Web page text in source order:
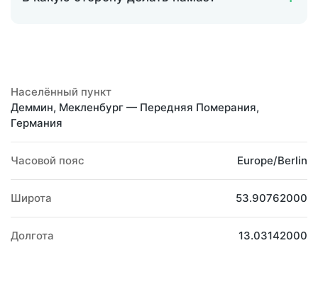
Населённый пункт
Деммин, Мекленбург — Передняя Померания,
Германия
Часовой пояс Europe/Berlin
Широта 53.90762000
Долгота 13.03142000